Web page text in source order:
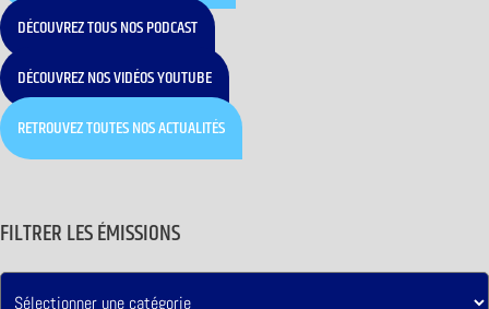
DÉCOUVREZ TOUS NOS PODCAST
DÉCOUVREZ NOS VIDÉOS YOUTUBE
RETROUVEZ TOUTES NOS ACTUALITÉS
FILTRER LES ÉMISSIONS